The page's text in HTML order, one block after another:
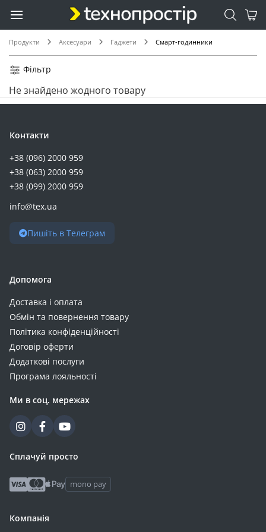
Продукти Аксесуари Гаджети Смарт-годинники
Фільтр
Не знайдено жодного товару
Контакти
+38 (096) 2000 959
+38 (063) 2000 959
+38 (099) 2000 959
info@tex.ua
Пишіть в Телеграм
Допомога
Доставка і оплата
Обмін та повернення товару
Політика конфіденційності
Договір оферти
Додаткові послуги
Програма лояльності
Ми в соц. мережах
Сплачуй просто
mono pay
Компанія